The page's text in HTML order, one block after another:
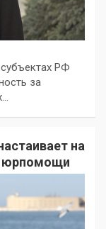
РФ
за
на
юрпомощи